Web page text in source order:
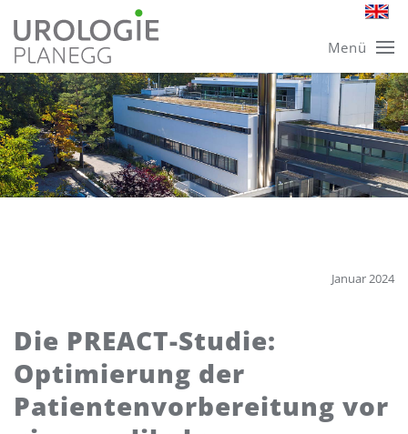
Skip
to
main
content
Menü
Januar 2024
Die PREACT-Studie:
Optimierung der
Patientenvorbereitung vor